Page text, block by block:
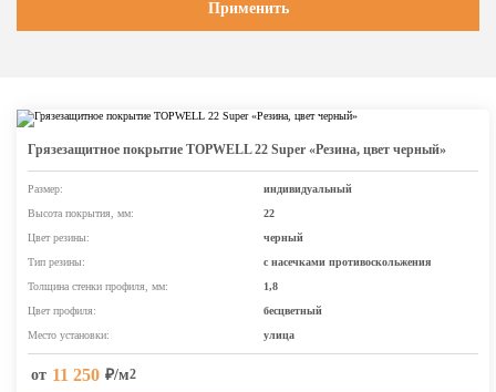
Грязезащитное покрытие TOPWELL 22 Super «Резина, цвет черный»
Размер:
индивидуальный
Высота покрытия, мм:
22
Цвет резины:
черный
Тип резины:
с насечками противоскольжения
Толщина стенки профиля, мм:
1,8
Цвет профиля:
бесцветный
Место установки:
улица
от 11 250 ₽/м2